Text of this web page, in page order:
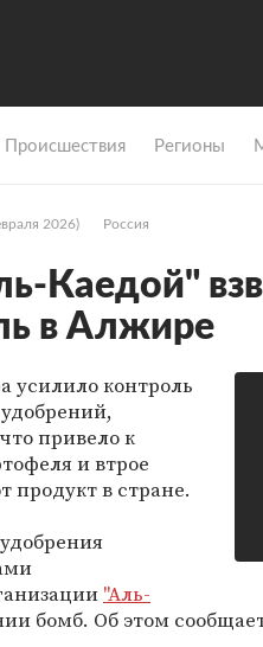
Происшествия Регионы
2026) Россия
Каедой"
в Алжире
усилило контроль
привело к
и втрое
продукт в стране.
"Аль-
бомб. Об этом